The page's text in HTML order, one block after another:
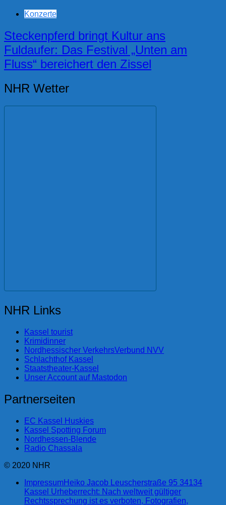
Konzerte
Steckenpferd bringt Kultur ans
Fuldaufer: Das Festival „Unten am
Fluss“ bereichert den Zissel
NHR Wetter
NHR Links
Kassel tourist
Krimidinner
Nordhessischer VerkehrsVerbund NVV
Schlachthof Kassel
Staatstheater-Kassel
Unser Account auf Mastodon
Partnerseiten
EC Kassel Huskies
Kassel Spotting Forum
Nordhessen-Blende
Radio Chassala
© 2020 NHR
ImpressumHeiko Jacob Leuscherstraße 95 34134
Kassel Urheberrecht: Nach weltweit gültiger
Rechtssprechung ist es verboten, Fotografien,